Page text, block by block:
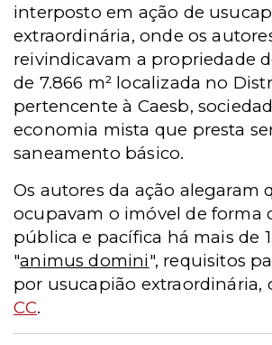
interposto em ação de
extraordinária, onde os
reivindicavam a propriedade
de 7.866 m² localizada no
pertencente à Caesb,
economia mista que presta
saneamento básico.
Os autores da ação alegaram
ocupavam o imóvel de forma
pública e pacífica há mais de
"animus domini", requisitos
por usucapião extraordinária,
CC.